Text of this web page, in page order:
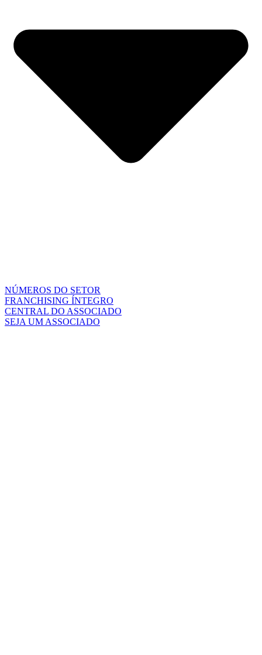
NÚMEROS DO SETOR
FRANCHISING ÍNTEGRO
CENTRAL DO ASSOCIADO
SEJA UM ASSOCIADO